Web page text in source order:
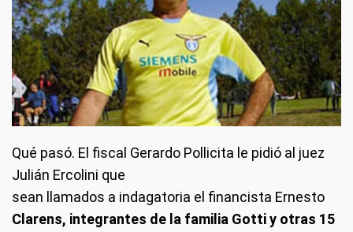
Qué pasó. El fiscal Gerardo Pollicita le pidió al juez
Julián Ercolini que
sean llamados a indagatoria el financista Ernesto
Clarens, integrantes de la familia Gotti y otras 15